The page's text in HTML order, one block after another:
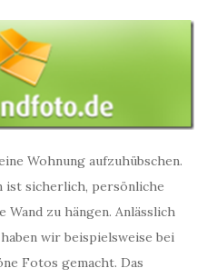
Wohnung aufzuhübschen.
ist sicherlich, persönliche
Wand zu hängen. Anlässlich
wir beispielsweise bei
Fotos gemacht. Das